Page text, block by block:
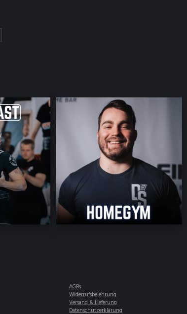
AGBs
Widerrufsbelehrung
Versand & Lieferung
Datenschutzerklärung